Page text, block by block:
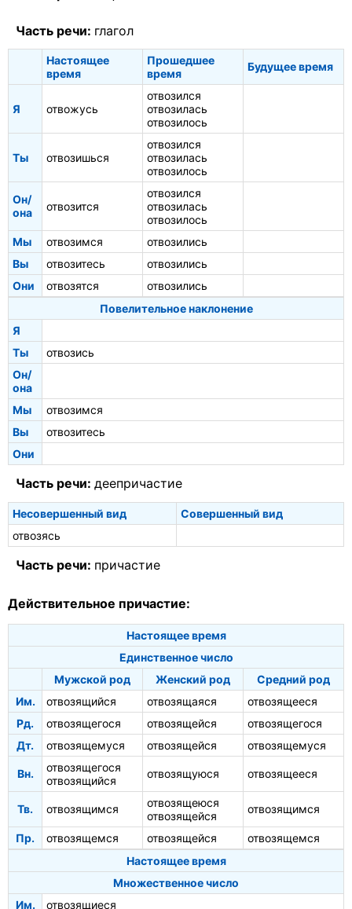
Часть речи: глагол
Настоящее
время
Прошедшее
время
Будущее время
Я отвожусь
отвозился
отвозилась
отвозилось
Ты отвозишься
отвозился
отвозилась
отвозилось
Он/
она
отвозится
отвозился
отвозилась
отвозилось
Мы
отвозимся
отвозились
Вы
отвозитесь
отвозились
Они
отвозятся
отвозились
Повелительное наклонение
Я
Ты
отвозись
Он/
она
Мы
отвозимся
Вы
отвозитесь
Они
Часть речи: деепричастие
Несовершенный вид
Совершенный вид
отвозясь
Часть речи: причастие
Действительное причастие:
Настоящее время
Единственное число
Мужской род
Женский род
Средний род
Им.
отвозящийся отвозящаяся
отвозящееся
Рд.
отвозящегося отвозящейся
отвозящегося
Дт.
отвозящемуся отвозящейся отвозящемуся
Вн.
отвозящегося
отвозящийся
отвозящуюся отвозящееся
Тв. отвозящимся
отвозящеюся
отвозящейся
отвозящимся
Пр. отвозящемся отвозящейся
отвозящемся
Настоящее время
Множественное число
Им.
отвозящиеся